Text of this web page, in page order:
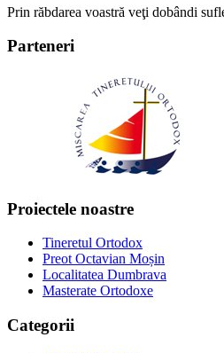
Prin răbdarea voastră veţi dobândi
Parteneri
Proiectele noastre
Tineretul Ortodox
Preot Octavian Moșin
Localitatea Dumbrava
Masterate Ortodoxe
Categorii